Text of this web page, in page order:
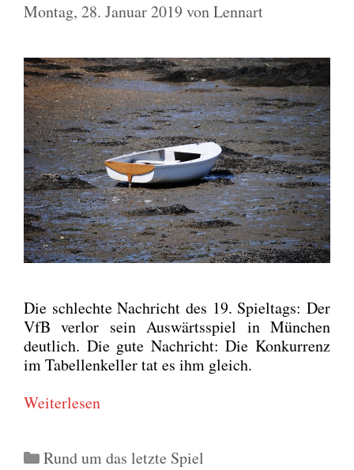
Montag, 28. Januar 2019 vonLennart
Die schlech­te Nach­richt des 19. Spiel­tags: Der
VfB ver­lor sein Aus­wärts­spiel in Mün­chen
deut­lich. Die gute Nach­richt: Die Kon­kur­renz
im Tabel­len­kel­ler tat es ihm gleich.
Wei­ter­le­sen
Kategorien
Rund um das letzte Spiel